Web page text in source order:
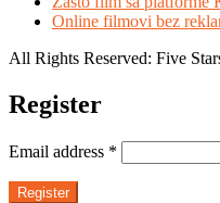
Online filmovi bez
All Rights Reserved: Five
Register
Email address *
Register